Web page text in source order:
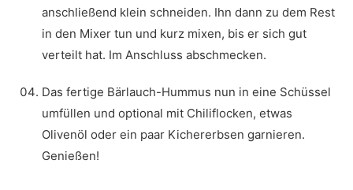
anschließend klein schneiden. Ihn dann zu dem Rest
in den Mixer tun und kurz mixen, bis er sich gut
verteilt hat. Im Anschluss abschmecken.
Das fertige Bärlauch-Hummus nun in eine Schüssel
umfüllen und optional mit Chiliflocken, etwas
Olivenöl oder ein paar Kichererbsen garnieren.
Genießen!